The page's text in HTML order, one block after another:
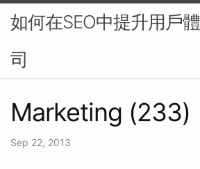
如何在SEO中提升用戶
司
Marketing (233)
Sep 22, 2013